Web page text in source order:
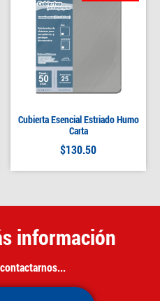
Cubierta Esencial Estriado Humo
Carta
$130.50
información